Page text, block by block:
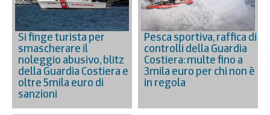
Si finge turista per
smascherare il
noleggio abusivo, blitz
della Guardia Costiera e
oltre 5mila euro di
sanzioni
Pesca sportiva, raffica di
controlli della Guardia
Costiera: multe fino a
3mila euro per chi non è
in regola